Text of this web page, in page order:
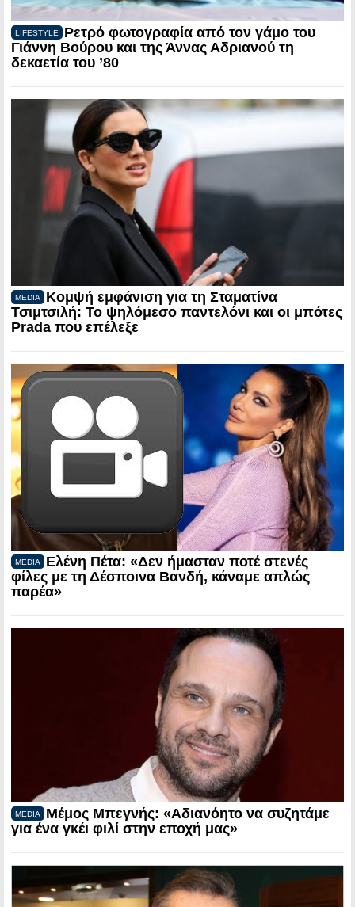
LIFESTYLE
Ρετρό φωτογραφία από τον γάμο του
Γιάννη Βούρου και της Άννας Αδριανού τη
δεκαετία του ’80
MEDIA
Κομψή εμφάνιση για τη Σταματίνα
Τσιμτσιλή: Το ψηλόμεσο παντελόνι και οι μπότες
Prada που επέλεξε
MEDIA
Ελένη Πέτα: «Δεν ήμασταν ποτέ στενές
φίλες με τη Δέσποινα Βανδή, κάναμε απλώς
παρέα»
MEDIA
Μέμος Μπεγνής: «Αδιανόητο να συζητάμε
για ένα γκέι φιλί στην εποχή μας»